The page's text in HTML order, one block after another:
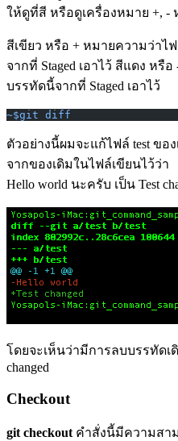
ให้ดูที่สี หรือดูเครื่องหมาย +, -
สีเขียว หรือ + หมายความว่าไ
จากที่ Staged เอาไว้ สีแดง หรือ
บรรทัดนี้จากที่ Staged เอาไว้
~$git diff
ตัวอย่างนี้ผมจะแก้ไฟล์ test ของ
จากของเดิมในไฟล์เขียนไว้ว่า
Hello world นะครับ เป็น Test
โดยจะเห็นว่ามีการลบบรรทัดเ
changed
Checkout
git checkout คำสั่งนี้มีความสา